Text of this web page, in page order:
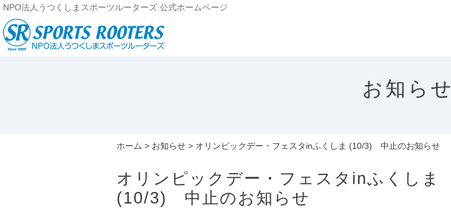
NPO法人うつくしまスポーツルーターズ 公式ホームページ
お知らせ
ホーム > お知らせ > オリンピックデー・フェスタinふくしま (10/3) 中止のお知らせ
オリンピックデー・フェスタinふくしま
(10/3) 中止のお知らせ